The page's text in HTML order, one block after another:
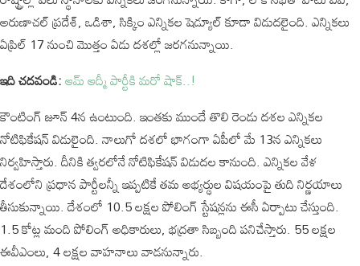
అరుణాచల్ ప్రదేశ్, ఒడిశా, సిక్కిం ఎన్నికల షెడ్యూల్ కూడా విడుదలైంది. ఎన్నికలు
ఏప్రిల్ 17 నుంచి మొత్తం ఏడు దశల్లో జరగనున్నాయి.
ఇది చదవండి:ఆమ్ ఆద్మీ పార్టీకి మరో షాక్..!
కౌంటింగ్ జూన్ 4న ఉంటుంది. ఇంతకు ముందే తొలి రెండు దశల ఎన్నికల
నోటిఫికేషన్ విడులైంది. నాలుగో దశలో భాగంగా ఏపీలో మే 13న ఎన్నికలు
నిర్వహిస్తారు. దీనికి త్వరలోనే నోటిఫికేషన్ విడుదల కానుంది. ఎన్నికల వేళ
దేశంలోని ప్రధాన పార్టీలన్నీ ఇప్పటికే తమ అభ్యర్థుల విషయంపై తుది నిర్ణయాలు
తీసుకున్నాయి. దేశంలో 10.5 లక్షల పోలింగ్ స్టేషన్లను ఈసీ ఏర్పాటు చేస్తుంది.
1.5 కోట్ల మంది పోలింగ్ అధికారులు, భద్రతా సిబ్బంది పనిచేస్తారు. 55 లక్షల
ఈవీఎంలు, 4 లక్షల వాహనాలు వాడనున్నారు.